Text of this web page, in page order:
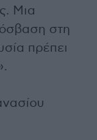
Μια
στη
πρέπει